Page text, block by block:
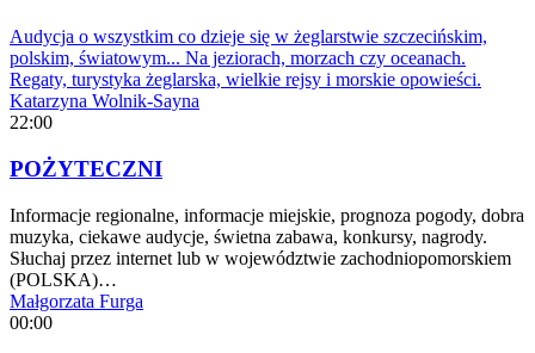
Audycja o wszystkim co dzieje się w żeglarstwie szczecińskim,
polskim, światowym... Na jeziorach, morzach czy oceanach.
Regaty, turystyka żeglarska, wielkie rejsy i morskie opowieści.
Katarzyna Wolnik-Sayna
22:00
POŻYTECZNI
Informacje regionalne, informacje miejskie, prognoza pogody, dobra
muzyka, ciekawe audycje, świetna zabawa, konkursy, nagrody.
Słuchaj przez internet lub w województwie zachodniopomorskiem
(POLSKA)…
Małgorzata Furga
00:00